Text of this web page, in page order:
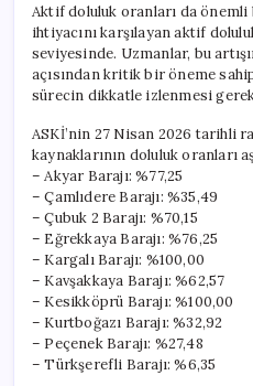
Aktif doluluk oranları da
ihtiyacını karşılayan aktif
seviyesinde. Uzmanlar, bu
açısından kritik bir öneme
sürecin dikkatle izlenmesi
ASKİ’nin 27 Nisan 2026 tarihli
kaynaklarının doluluk oranları
– Akyar Barajı: %77,25
– Çamlıdere Barajı: %35,49
– Çubuk 2 Barajı: %70,15
– Eğrekkaya Barajı: %76,25
– Kargalı Barajı: %100,00
– Kavşakkaya Barajı: %62,57
– Kesikköprü Barajı: %100,00
– Kurtboğazı Barajı: %32,92
– Peçenek Barajı: %27,48
– Türkşerefli Barajı: %6,35